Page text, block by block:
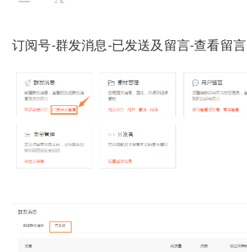
订阅号-群发消息-已发送及留言-查看留言